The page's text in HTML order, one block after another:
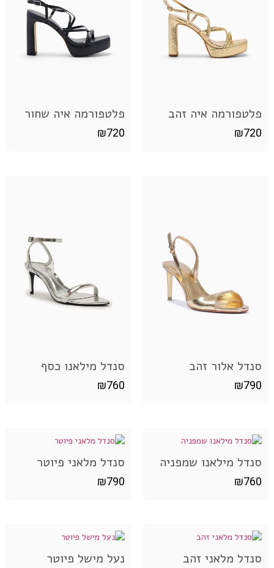
פלטפורמה איה זהב
₪720
פלטפורמה איה שחור
₪720
סנדל אלור זהב
₪790
סנדל מילאנו כסף
₪760
סנדל מילאנו שמפניה
₪760
סנדל מלאני פיוטר
₪790
סנדל מלאני זהב
נעל מישל פיוטר